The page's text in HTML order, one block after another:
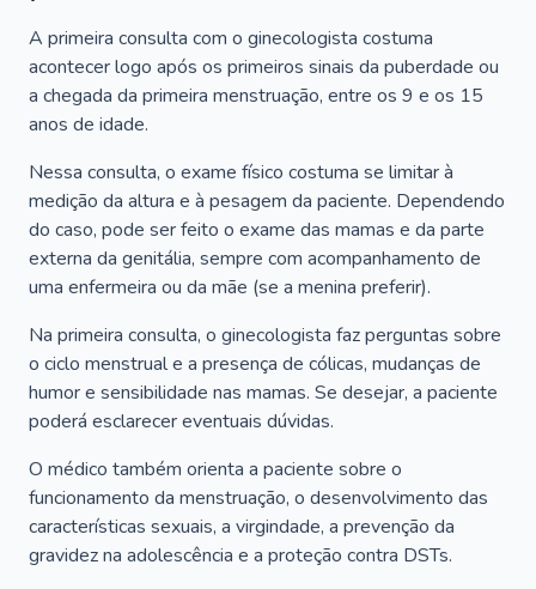
A primeira consulta com o ginecologista costuma
acontecer logo após os primeiros sinais da puberdade ou
a chegada da primeira menstruação, entre os 9 e os 15
anos de idade.
Nessa consulta, o exame físico costuma se limitar à
medição da altura e à pesagem da paciente. Dependendo
do caso, pode ser feito o exame das mamas e da parte
externa da genitália, sempre com acompanhamento de
uma enfermeira ou da mãe (se a menina preferir).
Na primeira consulta, o ginecologista faz perguntas sobre
o ciclo menstrual e a presença de cólicas, mudanças de
humor e sensibilidade nas mamas. Se desejar, a paciente
poderá esclarecer eventuais dúvidas.
O médico também orienta a paciente sobre o
funcionamento da menstruação, o desenvolvimento das
características sexuais, a virgindade, a prevenção da
gravidez na adolescência e a proteção contra DSTs.